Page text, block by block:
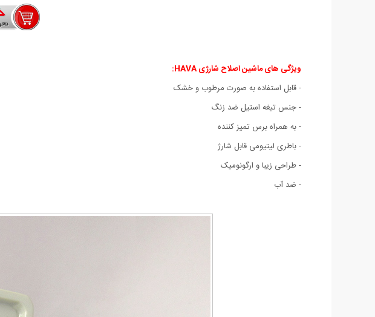
ویژگی های ماشین اصلاح شارژی HAVA:
-قابل استفاده به صورت مرطوب و خشک
- جنس تیغه استیل ضد زنگ
- به همراه برس تمیز کننده
- باطری لیتیومی قابل شارژ
- طراحی زیبا و ارگونومیک
- ضد آب